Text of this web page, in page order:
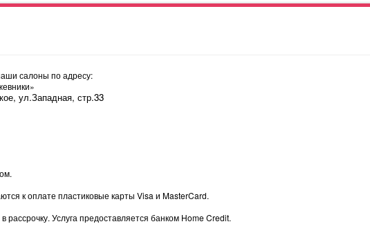
салоны по адресу:
ул.Западная, стр.33
к оплате пластиковые карты Visa и MasterCard.
Услуга предоставляется банком Home Credit.